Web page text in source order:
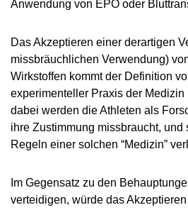
Anwendung von EPO oder
Das Akzeptieren einer derartigen
missbräuchlichen Verwendung)
Wirkstoffen kommt der Definition
experimenteller Praxis der Medizin
dabei werden die Athleten als
ihre Zustimmung missbraucht, und
Regeln einer solchen “Medizin”
Im Gegensatz zu den
verteidigen, würde das